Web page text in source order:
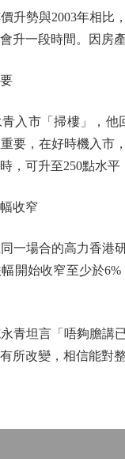
勢與2003年相比，
升一段時間。因房
市「掃樓」，他
要，在好時機入市
，可升至250點水平
收窄
場合的高力香港研
開始收窄至少於
坦言「唔夠膽講已
所改變，相信能對